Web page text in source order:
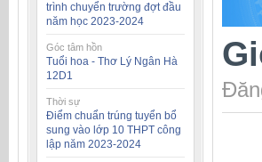
trình chuyển trường đợt đầu
năm học 2023-2024
Góc tâm hồn
Tuổi hoa - Thơ Lý Ngân Hà
12D1
Thời sự
Điểm chuẩn trúng tuyển bổ
sung vào lớp 10 THPT công
lập năm 2023-2024